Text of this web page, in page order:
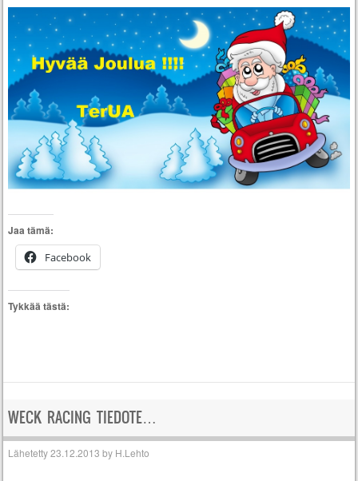
Jaa tämä:
Facebook
Tykkää tästä:
WECK RACING TIEDOTE…
Lähetetty23.12.2013 by H.Lehto